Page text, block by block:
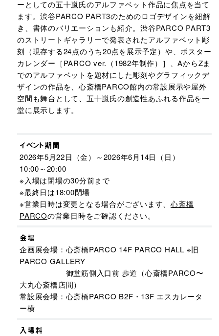
ーとしての五十嵐氏のアルファベット作品に焦点を当て
ます。渋谷PARCO PART3のためのロゴデザインを紐解
き、書体のバリエーションも紹介。渋谷PARCO PART3
のストリートギャラリーで発表されたアルファベット彫
刻（現存する24点のうち20点を展示予定）や、ポスター
カレンダー［PARCO ver.（1982年制作）］、AからZま
でのアルファベットを題材にした彫刻やグラフィックデ
ザインの作品を、心斎橋PARCO館内の常設展示や屋外
空間も舞台として、五十嵐氏の創造性あふれる作品を一
堂に展示します。
イベント期間
2026年5月22日（金）～2026年6月14日（日）
10:00～20:00
※入場は閉場の30分前まで
※最終日は18:00閉場
※営業日時は変更となる場合がございます、 心斎橋
PARCOの営業日時をご確認ください。
会場
企画展会場：心斎橋PARCO 14F PARCO HALL ※旧
PARCO GALLERY
御堂筋側入口前 歩道（心斎橋PARCO〜
大丸心斎橋店間）
常設展会場：心斎橋PARCO B2F・13F エスカレータ
ー横
入場料